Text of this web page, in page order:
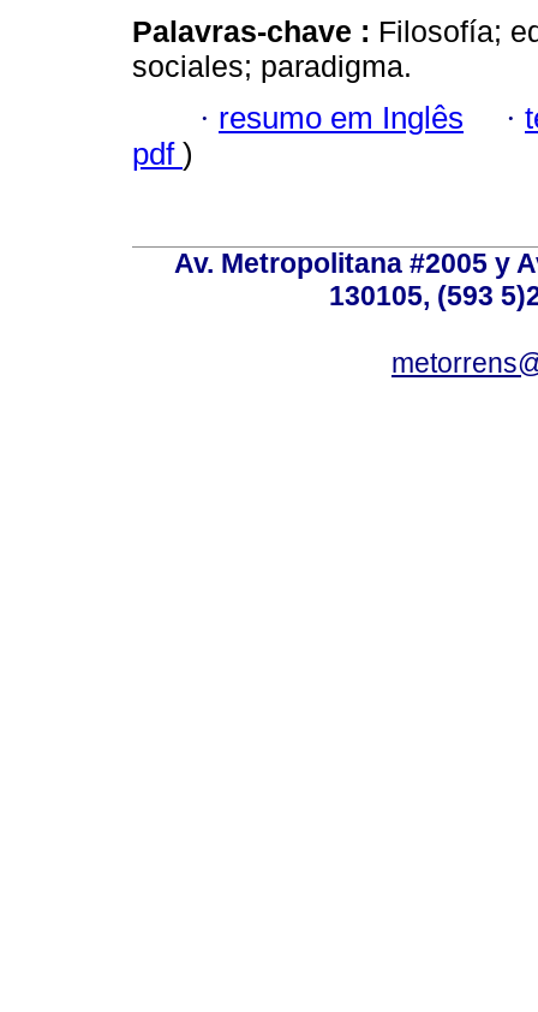
Palavras-chave : Filosofía;
sociales; paradigma.
· resumo em Inglês ·
pdf )
Av. Metropolitana #2005 y
130105, (593